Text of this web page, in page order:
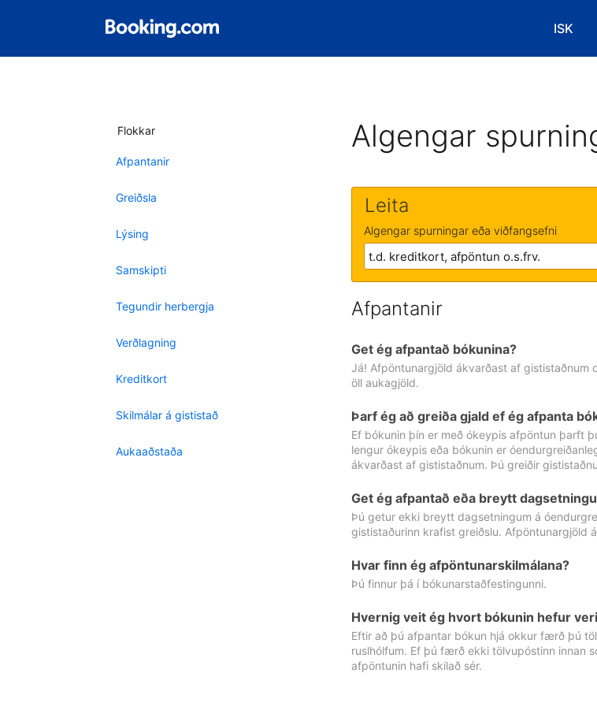
ISK
Flokkar
Afpantanir
Greiðsla
Lýsing
Samskipti
Tegundir herbergja
Verðlagning
Kreditkort
Skilmálar á gististað
Aukaaðstaða
Algengar
Leita
Algengar spurningar eða viðfangsefni
Afpantanir
Get ég afpantað bókunina?
Já! Afpöntunargjöld ákvarðast af gististaðnum
öll aukagjöld.
Þarf ég að greiða gjald ef ég afpanta
Ef bókunin þín er með ókeypis afpöntun þarft
lengur ókeypis eða bókunin er
ákvarðast af gististaðnum. Þú greiðir
Get ég afpantað eða breytt
Þú getur ekki breytt dagsetningum á
gististaðurinn krafist greiðslu. Afpöntunargjöld
Hvar finn ég afpöntunarskilmálana?
Þú finnur þá í bókunarstaðfestingunni.
Hvernig veit ég hvort bókunin hefur
Eftir að þú afpantar bókun hjá okkur færð þú
ruslhólfum. Ef þú færð ekki tölvupóstinn innan
afpöntunin hafi skilað sér.